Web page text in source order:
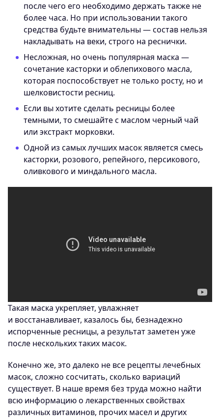
после чего его необходимо держать также не
более часа. Но при использовании такого
средства будьте внимательны — состав нельзя
накладывать на веки, строго на реснички.
Несложная, но очень популярная маска —
сочетание касторки и облепихового масла,
которая поспособствует не только росту, но и
шелковистости ресниц.
Если вы хотите сделать ресницы более
темными, то смешайте с маслом черный чай
или экстракт морковки.
Одной из самых лучших масок является смесь
касторки, розового, репейного, персикового,
оливкового и миндального масла.
Такая маска укрепляет, увлажняет
и восстанавливает, казалось бы, безнадежно
испорченные ресницы, а результат заметен уже
после нескольких таких масок.
Конечно же, это далеко не все рецепты лечебных
масок, сложно сосчитать, сколько вариаций
существует. В наше время без труда можно найти
всю информацию о лекарственных свойствах
различных витаминов, прочих масел и других